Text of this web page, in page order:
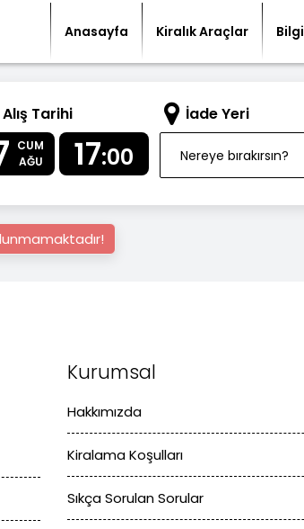
Anasayfa Kiralık Araçlar Bilgi
Alış Tarihi
CUM
AĞU
17:00
İade Yeri
Nereye bırakırsın?
Kurumsal
Hakkımızda
Kiralama Koşulları
Sıkça Sorulan Sorular